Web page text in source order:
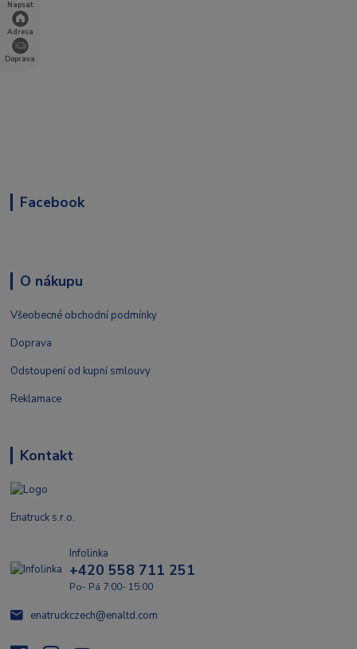
Napsat
Adresa
Doprava
Facebook
O nákupu
Všeobecné obchodní podmínky
Doprava
Odstoupení od kupní smlouvy
Reklamace
Kontakt
Enatruck s.r.o.
Infolinka
+420 558 711 251
Po- Pá 7:00- 15:00
enatruckczech@enaltd.com